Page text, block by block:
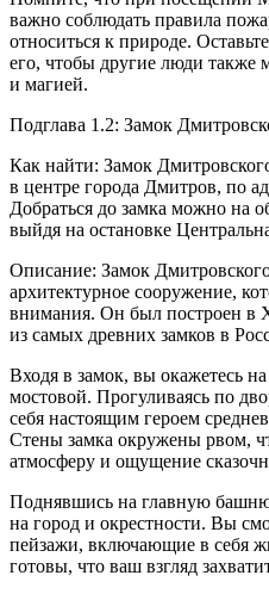
важно соблюдать правила
относиться к природе.
его, чтобы другие люди также
и магией.
Подглава 1.2: Замок
Как найти: Замок
в центре города Дмитров, по
Добраться до замка можно на
выйдя на остановке
Описание: Замок
архитектурное сооружение,
внимания. Он был построен в
из самых древних замков в
Входя в замок, вы окажетесь
мостовой. Прогуливаясь по
себя настоящим героем
Стены замка окружены рвом,
атмосферу и ощущение
Поднявшись на главную
на город и окрестности. Вы
пейзажи, включающие в себя
готовы, что ваш взгляд